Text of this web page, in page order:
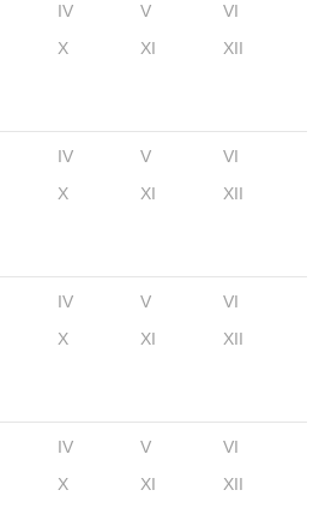
IV V
VI
X XI XII
IV V
VI
X XI XII
IV V
VI
X XI XII
IV V
VI
X XI XII